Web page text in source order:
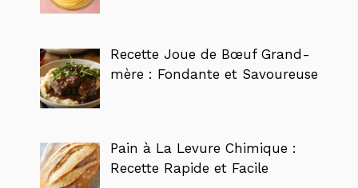
Recette Joue de Bœuf Grand-
mère : Fondante et Savoureuse
Pain à La Levure Chimique :
Recette Rapide et Facile